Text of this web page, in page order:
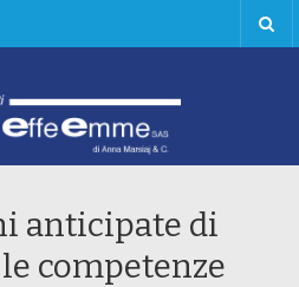
anticipate di
competenze